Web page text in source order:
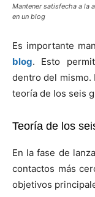
Mantener satisfecha a la
en un blog
Es importante
blog. Esto
dentro del mismo.
teoría de los seis
Teoría de los
En la fase de
contactos más
objetivos